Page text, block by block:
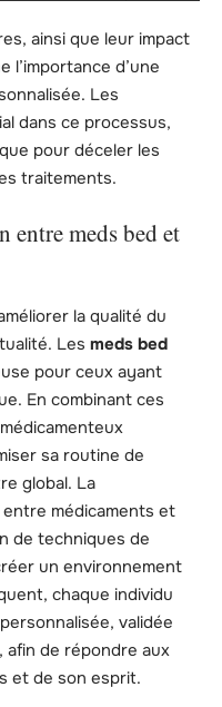
ainsi que leur impact
l’importance d’une
Les
dans ce processus,
pour déceler les
traitements.
entre meds bed et
la qualité du
Les meds bed
pour ceux ayant
En combinant ces
sa routine de
global. La
médicaments et
de techniques de
un environnement
chaque individu
validée
afin de répondre aux
et de son esprit.